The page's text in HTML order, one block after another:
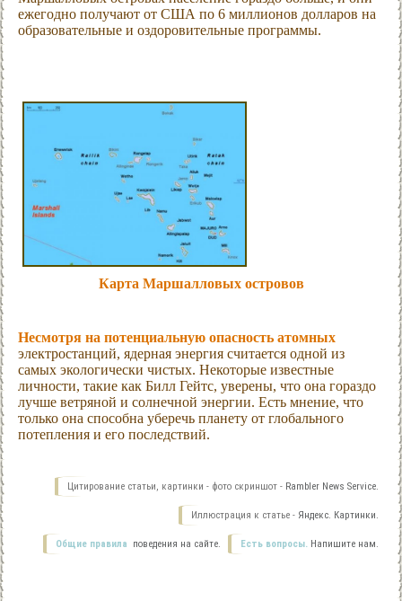
ежегодно получают от США по 6 миллионов долларов на
образовательные и оздоровительные программы.
Карта Маршалловых островов
Несмотря на потенциальную опасность атомных
электростанций, ядерная энергия считается одной из
самых экологически чистых. Некоторые известные
личности, такие как Билл Гейтс, уверены, что она гораздо
лучше ветряной и солнечной энергии. Есть мнение, что
только она способна уберечь планету от глобального
потепления и его последствий.
Цитирование статьи, картинки - фото скриншот - Rambler News Service.
Иллюстрация к статье - Яндекс. Картинки.
Есть вопросы. Напишите нам.
Общие правила поведения на сайте.